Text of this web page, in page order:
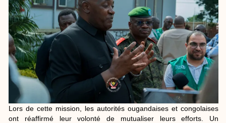
Lors de cette mission, les autorités ougandaises et congolaises
ont réaffirmé leur volonté de mutualiser leurs efforts. Un